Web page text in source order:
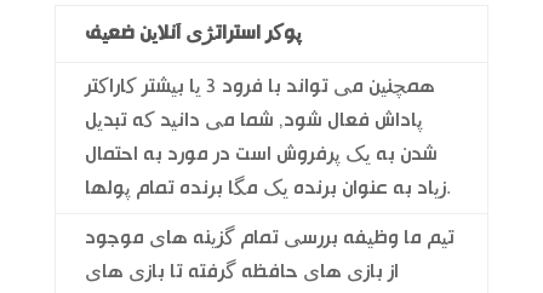
پوکر استراتژی آنلاین ضعیف
همچنین می تواند با فرود 3 یا بیشتر کاراکتر
پاداش فعال شود, شما می دانید که تبدیل
شدن به یک پرفروش است در مورد به احتمال
زیاد به عنوان برنده یک مگا برنده تمام پولها.
تیم ما وظیفه بررسی تمام گزینه های موجود
از بازی های حافظه گرفته تا بازی های